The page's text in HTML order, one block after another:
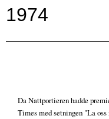
1974
Da Nattportieren hadde
Times med setningen "La